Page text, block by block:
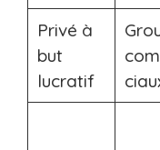
Privé à
but
lucratif